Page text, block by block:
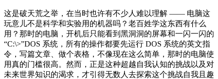
这是破天荒之举，在当时也许有不少人难以理解 —— 电脑这
玩意儿不是科学和实验用的机器吗？老百姓学这东西有什么
用？那时的电脑，开机后只能看到黑洞洞的屏幕和一闪一闪的
“C:\>”DOS 系统，所有的操作都要先运行 DOS 系统的英文指
令，写篇文章、做个表格，不像现在这么简单，那时的电脑使
用真的门槛很高。然而，正是这种超越自我认知的挑战以及对
未来世界知识的渴求，才引得无数人去探索这个挑战自我且趣